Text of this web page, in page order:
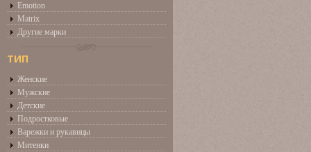
Emotion
Matrix
Другие марки
ТИП
Женские
Мужские
Детские
Подростковые
Варежки и рукавицы
Митенки